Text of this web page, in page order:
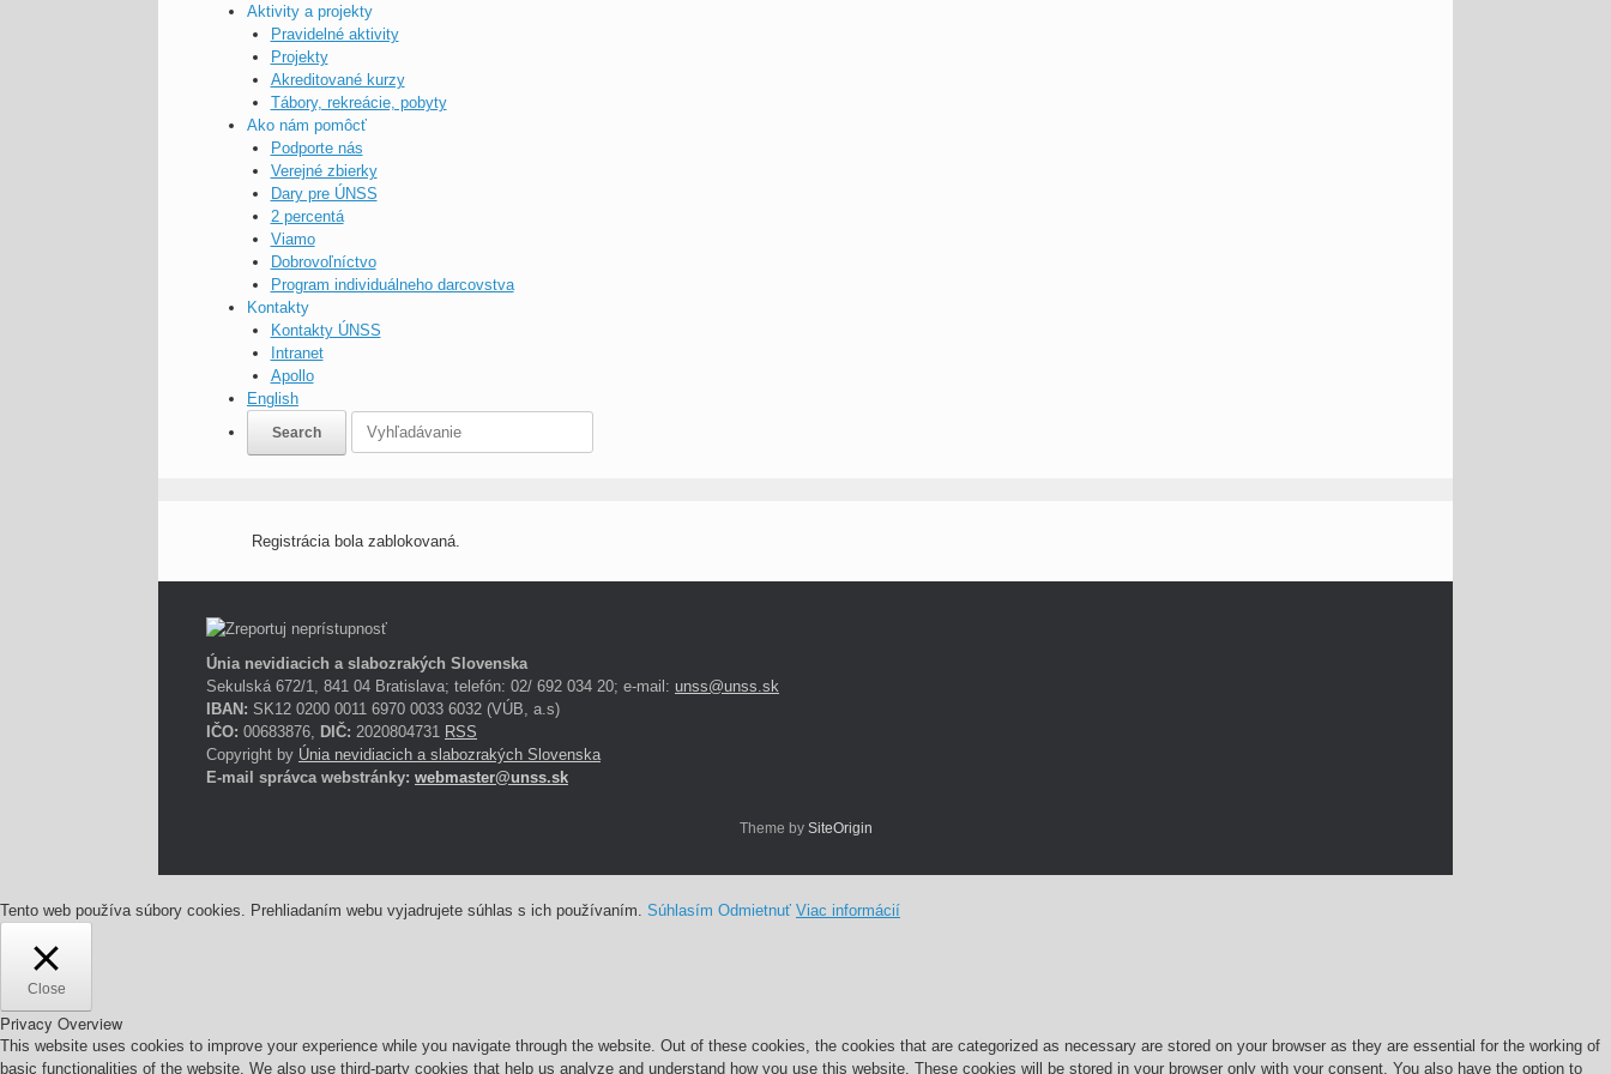
Aktivity a projekty
Pravidelné aktivity
Projekty
Akreditované kurzy
Tábory, rekreácie, pobyty
Ako nám pomôcť
Podporte nás
Verejné zbierky
Dary pre ÚNSS
2 percentá
Viamo
Dobrovoľníctvo
Program individuálneho darcovstva
Kontakty
Kontakty ÚNSS
Intranet
Apollo
English
Registrácia bola zablokovaná.
Únia nevidiacich a slabozrakých Slovenska
Sekulská 672/1, 841 04 Bratislava; telefón: 02/ 692 034 20; e-mail: unss@unss.sk
IBAN: SK12 0200 0011 6970 0033 6032 (VÚB, a.s)
IČO: 00683876, DIČ: 2020804731 RSS
Copyright by Únia nevidiacich a slabozrakých Slovenska
E-mail správca webstránky: webmaster@unss.sk
Theme by SiteOrigin
Tento web používa súbory cookies. Prehliadaním webu vyjadrujete súhlas s ich používaním. Súhlasím Odmietnuť Viac informácií
Close
Privacy Overview
This website uses cookies to improve your experience while you navigate through the website. Out of these cookies, the cookies that are categorized as necessary are stored on your browser as they are essential for the working of
basic functionalities of the website. We also use third-party cookies that help us analyze and understand how you use this website. These cookies will be stored in your browser only with your consent. You also have the option to